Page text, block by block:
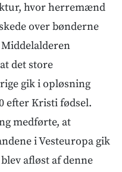
hvor herremænd
over bønderne
det store
gik i opløsning
efter Kristi fødsel.
medførte, at
i Vesteuropa gik
afløst af denne